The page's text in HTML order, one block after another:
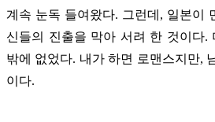
계속 눈독 들여왔다. 그런데, 일본이
신들의 진출을 막아 서려 한 것이다.
밖에 없었다. 내가 하면 로맨스지만,
이다.